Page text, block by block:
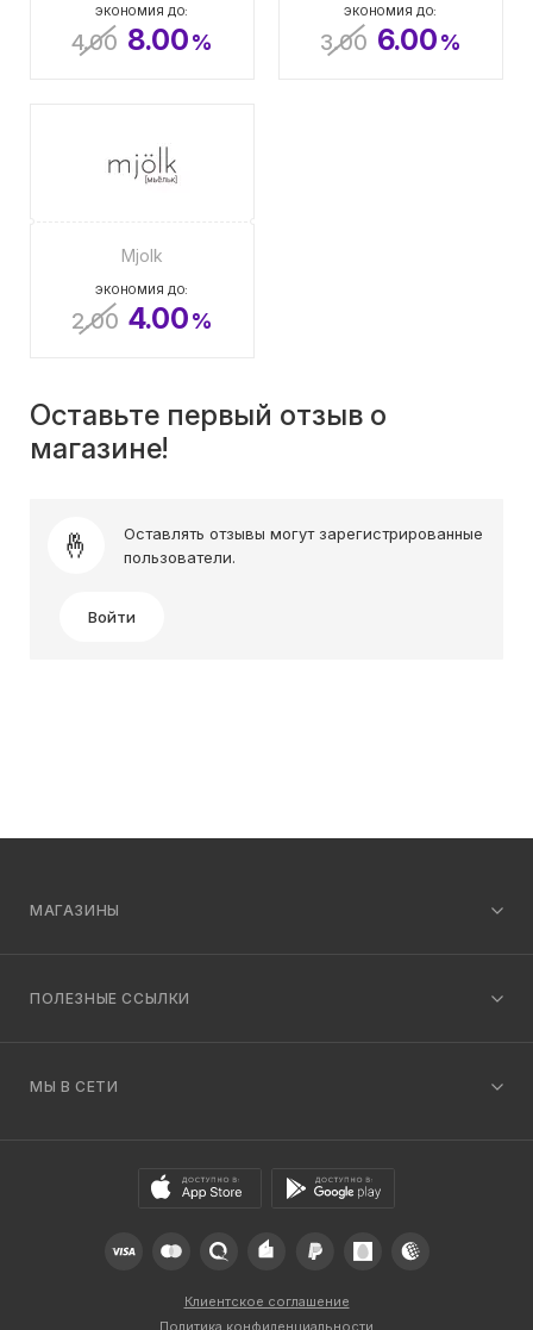
ЭКОНОМИЯ ДО:
4.00 8.00%
ЭКОНОМИЯ ДО:
3.00 6.00%
Mjolk
ЭКОНОМИЯ ДО:
2.00 4.00%
Оставьте первый отзыв о
магазине!
Оставлять отзывы могут зарегистрированные
пользователи.
Войти
МАГАЗИНЫ
ПОЛЕЗНЫЕ ССЫЛКИ
МЫ В СЕТИ
Клиентское соглашение